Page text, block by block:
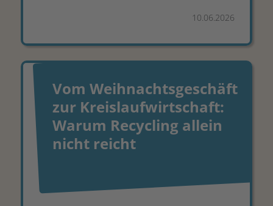
10.06.2026
Vom Weihnachtsgeschäft
zur Kreislaufwirtschaft:
Warum Recycling allein
nicht reicht